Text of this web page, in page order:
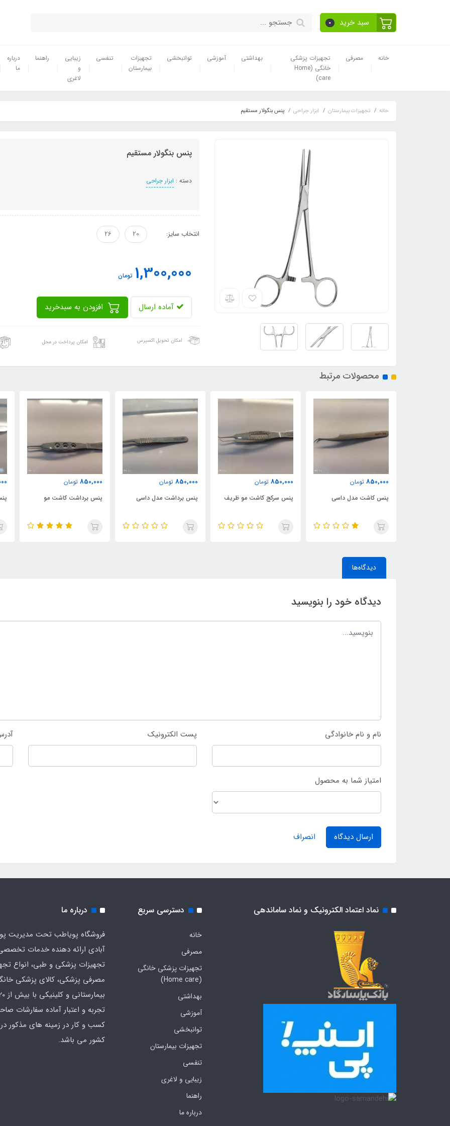
سبد خرید 0
خانه مصرفی
تجهیزات پزشکی
خانگی (Home
care)
بهداشتی آموزشی توانبخشی
تجهیزات
بیمارستان
تنفسی
زیبایی
و
لاغری
راهنما
درباره
ما
خانه تجهیزات بیمارستان ابزار جراحی پنس بنگولار مستقیم
پنس بنگولار مستقیم
دسته : ابزار جراحی
انتخاب سایز: 20
26
1,300,000 تومان
آماده ارسال
امکان تحویل اکسپرس امکان پرداخت در محل
محصولات مرتبط
850,000 تومان
پنس کاشت مدل داسی
850,000 تومان
پنس سرکج کاشت مو ظریف
850,000 تومان
پنس برداشت مدل داسی
850,000 تومان
پنس برداشت کاشت مو
دیدگاه‌ها
دیدگاه خود را بنویسید
نام و نام خانوادگی پست الکترونیک
امتیاز شما به محصول
ارسال دیدگاه انصراف
نماد اعتماد الکترونیک و نماد ساماندهی دسترسی سریع
خانه
مصرفی
تجهیزات پزشکی خانگی
(Home care)
بهداشتی
آموزشی
توانبخشی
تجهیزات بیمارستان
تنفسی
زیبایی و لاغری
راهنما
درباره ما
درباره ما
فروشگاه پویاطب تحت مدیریت
آبادی ارائه دهنده خدمات
تجهیزات پزشکی و طبی، انواع
مصرفی پزشکی، کالای پزشکی
تجربه و اعتبار آماده سفارشات
کسب و کار در زمینه های مذکور
کشور می باشد.